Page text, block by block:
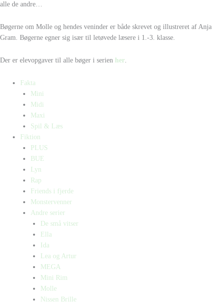
alle de andre…
Bøgerne om Molle og hendes veninder er både skrevet og illustreret af Anja
Gram. Bøgerne egner sig især til letøvede læsere i 1.-3. klasse.
Der er elevopgaver til alle bøger i serien her.
Fakta
Mini
Midi
Maxi
Spil & Læs
Fiktion
PLUS
BUE
Lyn
Rap
Friends i fjerde
Monstervenner
Andre serier
De små vitser
Ella
Ida
Lea og Artur
MEGA
Mini Rim
Molle
Nissen Brille